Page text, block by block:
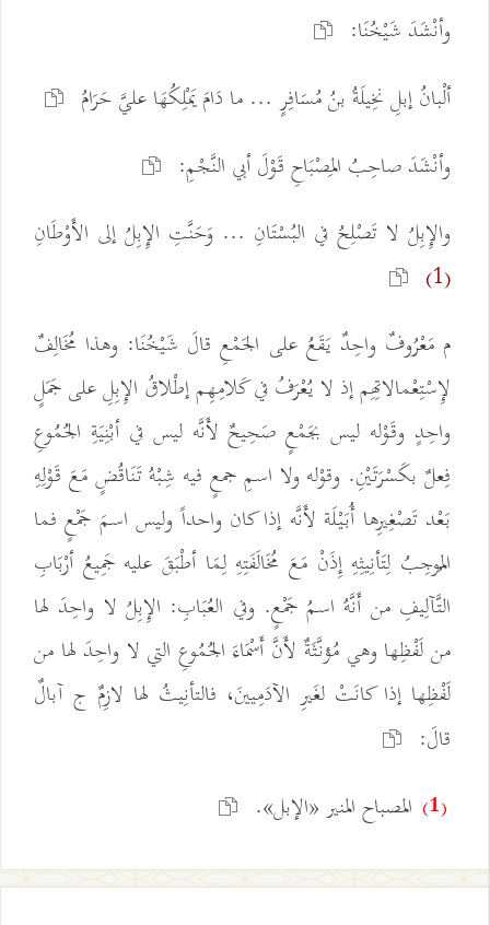
وأنْشَدَ شَيْخُنَا:
ألْبانُ إبلِ نخِيلَةُ بنُ مُسَافِرٍ ... ما دَامَ يَمْلِكُهَا عليَّ حَرَامُ
وأنْشَدَ صاحِبُ المِصْبَاحِ قَوْلَ أبي النَّجْمِ:
والإِبِلُ لا تَصْلِحُ في البُسْتَانِ ... وَحَنَّتِ الإِبِلُ إلى الأَوْطَانِ
(1)
م مَعْرُوفٌ واحِدٌ يَقَعُ على الجَمْعِ قالَ شَيْخُنَا: وهذا مُخَالِفٌ
لإِسْتِعْمالاتِهِم إذ لا يُعْرَفُ في كَلامِهِم إطْلاقُ الإِبِلِ على جَمَلٍ
واحِدٍ وقَوْله ليس بجَمْعٍ صَحِيحٌ لأَنَّه ليس في أبْنِيَةِ الجُمُوعِ
فِعلٌ بكَسْرَتَيْنِ. وقوْله ولا اسمِ جمعٍ فيه شِبْهُ تَنَاقُضٍ مَعَ قَوْلِهِ
بَعْد تَصْغِيرِها أُبَيْلَة لأَنَّه إذا كان واحداً وليس اسمَ جَمْعٍ فما
المُوجِبُ لِتَأنِيثِهِ إِذَنْ مَعَ مُخَالَفَتِهِ لِمَا أطْبَقَ عليه جَمِيعُ أرْبَابِ
التَّآلِيفِ من أَنَّهُ اسمُ جَمْعٍ. وفي العُبَابِ: الإِبِلُ لا واحِدَ لها
من لَفْظِها وهي مُؤنَّثَةٌ لأَنَّ أَسْمَاءَ الجُمُوعِ التي لا واحِدَ لها من
لَفْظِها إذا كانَتْ لغَيرِ الآدَمِيينَ، فالتأنِيثُ لها لازِمٌ ج آبالٌ
قالَ:
(1) المصباح المنير «الإبل».